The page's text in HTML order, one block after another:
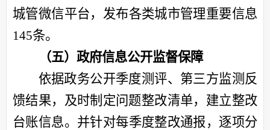
城管微信平台，发布各类城市管理重要信息
145条。
（五）政府信息公开监督保障
依据政务公开季度测评、第三方监测 反
馈结果，及时制定问题整改清单， 建立整改
台账信息。 并针对每季度整改通报 ， 逐项分